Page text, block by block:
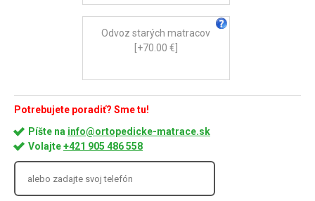
Odvoz starých matracov
[+70.00 €]
Potrebujete poradiť? Sme tu!
Píšte na info@ortopedicke-matrace.sk
Volajte+421 905 486 558